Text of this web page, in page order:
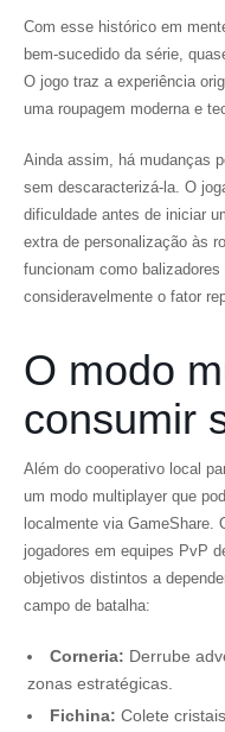
Com esse histórico em
bem-sucedido da série,
O jogo traz a experiência
uma roupagem moderna e
Ainda assim, há mudanças
sem descaracterizá-la. O
dificuldade antes de iniciar
extra de personalização às
funcionam como
consideravelmente o fator
O modo
consumir
Além do cooperativo local
um modo multiplayer que
localmente via GameShare.
jogadores em equipes PvP
objetivos distintos a
campo de batalha:
Corneria: Derrube
zonas estratégicas.
Fichina: Colete